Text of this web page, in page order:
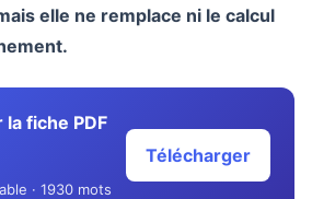
elle ne remplace ni le calcul
fiche PDF
· 1930 mots
Télécharger